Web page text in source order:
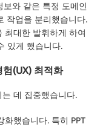
와 같은 특정 도메인
작업을 분리했습니다.
최대한 발휘하게 하여
있게 했습니다.
(UX) 최적화
데 집중했습니다.
했습니다. 특히 PPT